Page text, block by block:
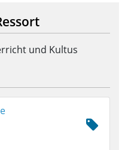
und Kultus